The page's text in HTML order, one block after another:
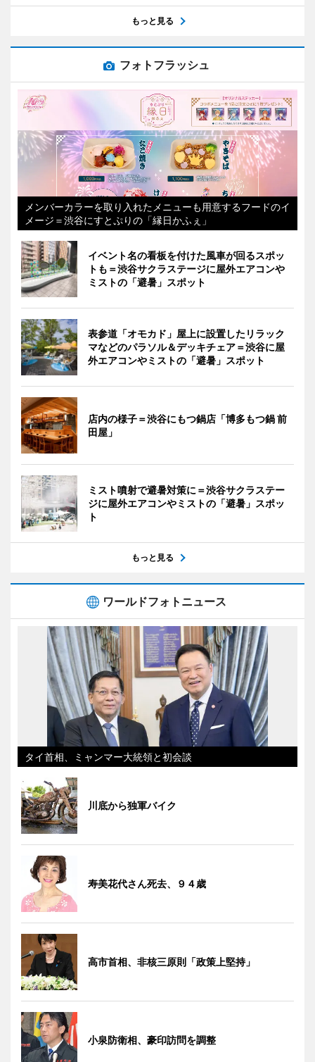
もっと見る
フォトフラッシュ
メンバーカラーを取り入れたメニューも用意するフードのイ
メージ＝渋谷にすとぷりの「縁日かふぇ」
イベント名の看板を付けた風車が回るスポッ
トも＝渋谷サクラステージに屋外エアコンや
ミストの「避暑」スポット
表参道「オモカド」屋上に設置したリラック
マなどのパラソル＆デッキチェア＝渋谷に屋
外エアコンやミストの「避暑」スポット
店内の様子＝渋谷にもつ鍋店「博多もつ鍋 前
田屋」
ミスト噴射で避暑対策に＝渋谷サクラステー
ジに屋外エアコンやミストの「避暑」スポッ
ト
もっと見る
ワールドフォトニュース
タイ首相、ミャンマー大統領と初会談
川底から独軍バイク
寿美花代さん死去、９４歳
高市首相、非核三原則「政策上堅持」
小泉防衛相、豪印訪問を調整